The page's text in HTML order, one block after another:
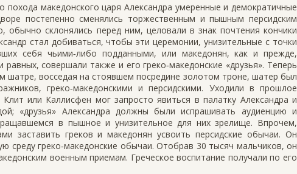
похода македонского царя Александра умеренные и демократичные
постепенно сменялись торжественным и пышным персидским
обычно склонялись перед ним, целовали в знак почтения кончики
стал добиваться, чтобы эти церемонии, унизительные с точки
себя чьими‑либо подданными, или македонян, как и прежде,
совершали также и его греко‑македонские «друзья». Теперь
шатре, восседая на стоявшем посредине золотом троне, шатер был
греко‑македонскими и персидскими. Уходили в прошлое
или Каллисфен мог запросто явиться в палатку Александра и
«друзья» Александра должны были испрашивать аудиенцию и
в пышное и унизительное для них зрелище. Впрочем,
заставить греков и македонян усвоить персидские обычаи. Он
среду греко‑македонские обычаи. Отобрав 30 тысяч мальчиков, он
военным приемам. Греческое воспитание получали по его